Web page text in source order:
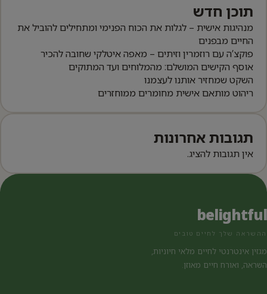
תוכן חדש
מנהיגות אישית – לגלות את הכוח הפנימי ומתחילים להוביל את
החיים מבפנים
פוקצ’ה עם רוזמרין וזיתים – מאפה איטלקי שחובה להכיר
אוסף הקישים המושלם: מהמלוחים ועד המתוקים
השקט שמחזיר אותנו לעצמנו
ריהוט מותאם אישית מחומרים ממוחזרים
תגובות אחרונות
אין תגובות להציג.
belightful
ההשראה שלך לחיים טובים
מגזין אינטרנטי לחיים מלאי חיוניות,
השראה, ואורח חיים מאוזן.